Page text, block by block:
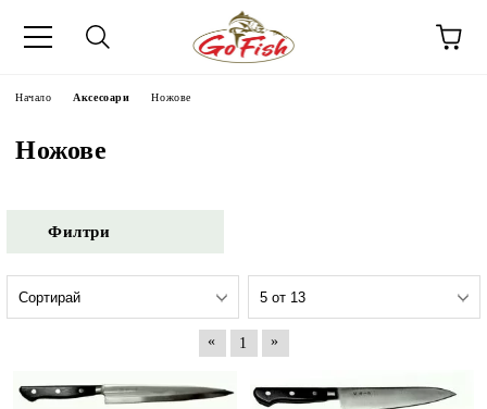
Начало Аксесоари Ножове
Ножове
Филтри
« 1 »